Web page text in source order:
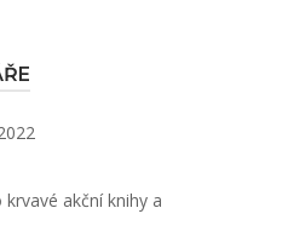
krvavé akční knihy a